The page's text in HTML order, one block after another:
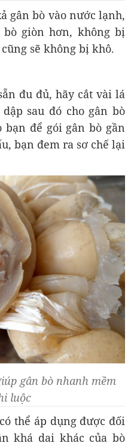
gân bò vào nước lạnh,
giòn hơn, không bị
sẽ không bị khô.
đu đủ, hãy cắt vài lá
sau đó cho gân bò
để gói gân bò gần
bạn đem ra sơ chế lại
gân bò nhanh mềm
luộc
thể áp dụng được đối
khá dai khác của bò